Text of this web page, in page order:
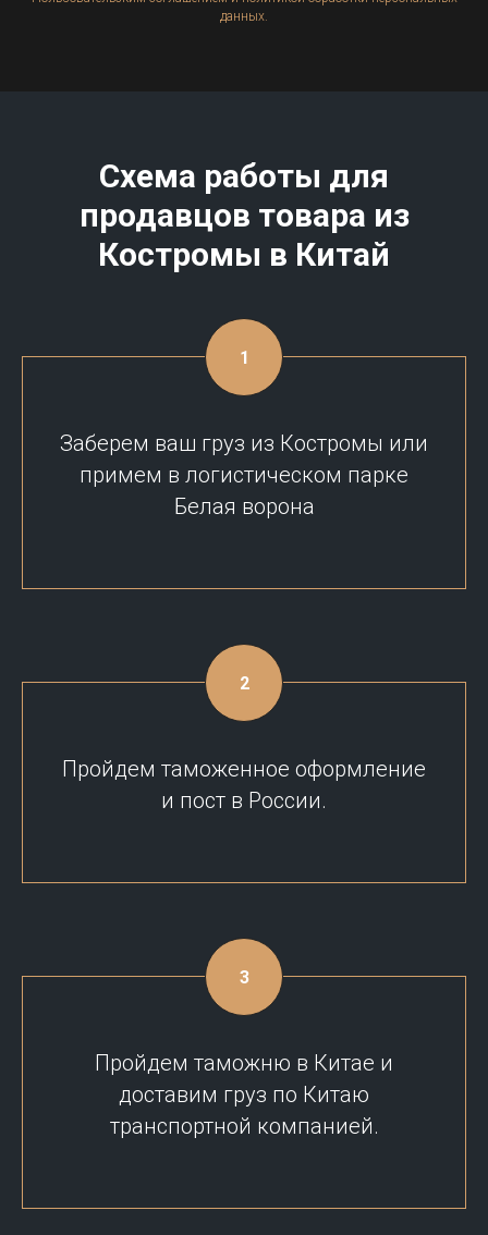
данных.
Схема работы для
продавцов товара из
Костромы в Китай
Заберем ваш груз из Костромы или
примем в логистическом парке
Белая ворона
Пройдем таможенное оформление
и пост в России.
Пройдем таможню в Китае и
доставим груз по Китаю
транспортной компанией.